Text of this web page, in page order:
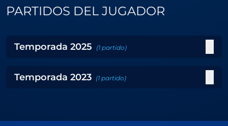
PARTIDOS DEL JUGADOR
Temporada 2025 (1 partido)
Temporada 2023 (1 partido)